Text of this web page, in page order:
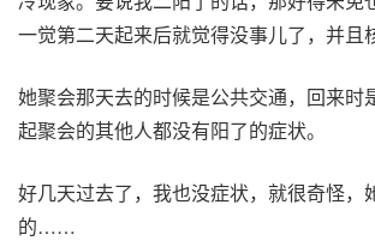
一觉第二天起来后就觉得没事儿了，并且
她聚会那天去的时候是公共交通，回来时
起聚会的其他人都没有阳了的症状。
好几天过去了，我也没症状，就很奇怪，
的……